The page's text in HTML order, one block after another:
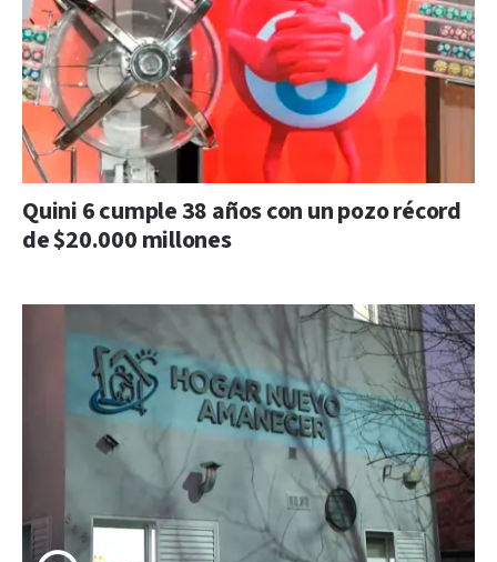
Quini 6 cumple 38 años con un pozo récord
de $20.000 millones